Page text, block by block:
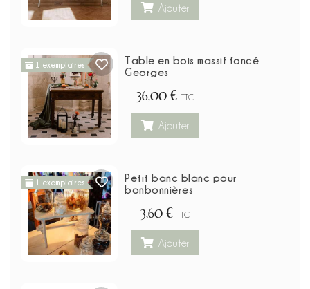
Ajouter
1 exemplaires
Table en bois massif foncé
Georges
36,00 € TTC
Ajouter
1 exemplaires
Petit banc blanc pour
bonbonnières
3,60 € TTC
Ajouter